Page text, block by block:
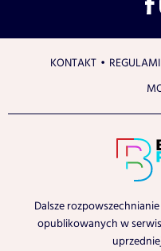
KONTAKT
Dalsze
opublikowanych w